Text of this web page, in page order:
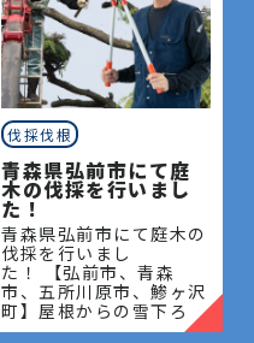
伐採伐根
青森県弘前市にて庭
木の伐採を行いまし
た！
青森県弘前市にて庭木の
伐採を行いまし
た！ 【弘前市、青森
市、五所川原市、鯵ヶ沢
町】屋根からの雪下ろ
し・除雪・排雪などの作